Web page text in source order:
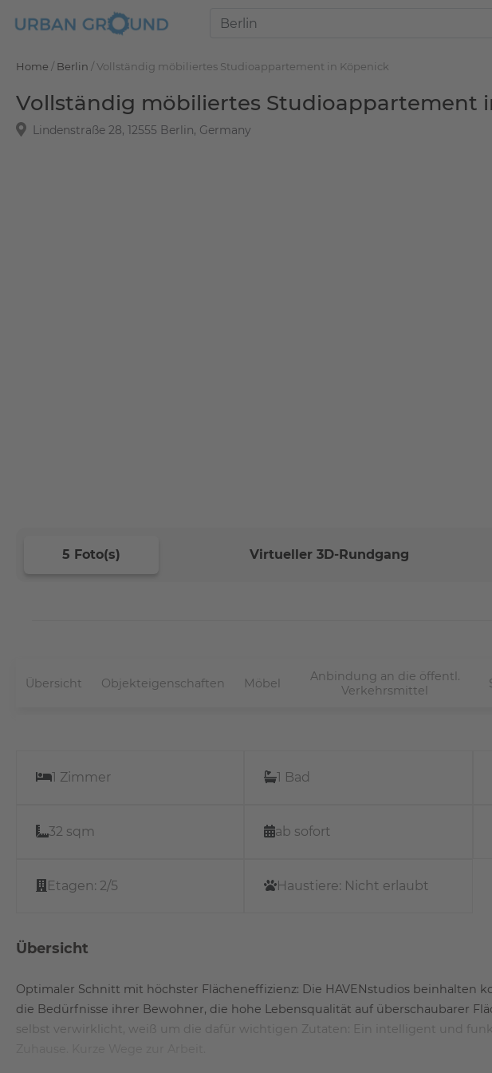
Home / Berlin /Vollständig möbiliertes Studioappartement in Köpenick
Vollständig möbiliertes Studioappartement
Lindenstraße 28, 12555 Berlin, Germany
5 Foto(s) Virtueller 3D-Rundgang
Übersicht Objekteigenschaften Möbel
Anbindung an die öffentl.
Verkehrsmittel
1 Zimmer 1 Bad
32 sqm ab sofort
Etagen: 2/5 Haustiere: Nicht erlaubt
Übersicht
Optimaler Schnitt mit höchster Flächeneffizienz: Die HAVENstudios beinhalten
die Bedürfnisse ihrer Bewohner, die hohe Lebensqualität auf überschaubarer
selbst verwirklicht, weiß um die dafür wichtigen Zutaten: Ein intelligent und